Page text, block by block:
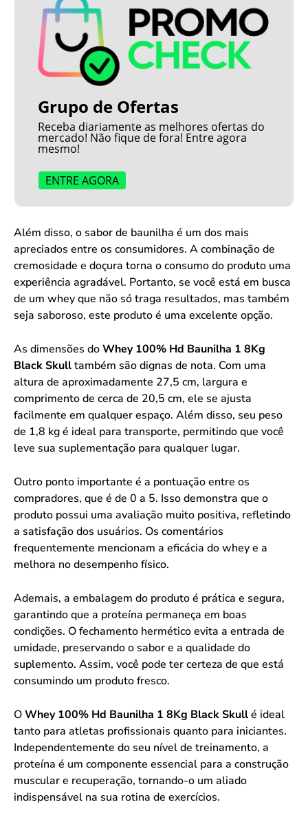
Grupo de Ofertas
Receba diariamente as melhores ofertas do
mercado! Não fique de fora! Entre agora
mesmo!
ENTRE AGORA
Além disso, o sabor de baunilha é um dos mais
apreciados entre os consumidores. A combinação de
cremosidade e doçura torna o consumo do produto uma
experiência agradável. Portanto, se você está em busca
de um whey que não só traga resultados, mas também
seja saboroso, este produto é uma excelente opção.
As dimensões doWhey 100% Hd Baunilha 1 8Kg
Black Skulltambém são dignas de nota. Com uma
altura de aproximadamente 27,5 cm, largura e
comprimento de cerca de 20,5 cm, ele se ajusta
facilmente em qualquer espaço. Além disso, seu peso
de 1,8 kg é ideal para transporte, permitindo que você
leve sua suplementação para qualquer lugar.
Outro ponto importante é a pontuação entre os
compradores, que é de 0 a 5. Isso demonstra que o
produto possui uma avaliação muito positiva, refletindo
a satisfação dos usuários. Os comentários
frequentemente mencionam a eficácia do whey e a
melhora no desempenho físico.
Ademais, a embalagem do produto é prática e segura,
garantindo que a proteína permaneça em boas
condições. O fechamento hermético evita a entrada de
umidade, preservando o sabor e a qualidade do
suplemento. Assim, você pode ter certeza de que está
consumindo um produto fresco.
OWhey 100% Hd Baunilha 1 8Kg Black Skullé ideal
tanto para atletas profissionais quanto para iniciantes.
Independentemente do seu nível de treinamento, a
proteína é um componente essencial para a construção
muscular e recuperação, tornando-o um aliado
indispensável na sua rotina de exercícios.